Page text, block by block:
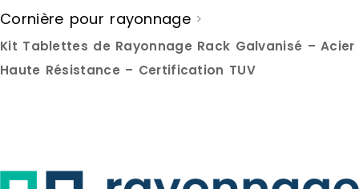
Cornière pour rayonnage >
Kit Tablettes de Rayonnage Rack Galvanisé – Acier
Haute Résistance – Certification TUV